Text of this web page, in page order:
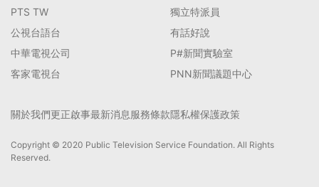
PTS TW
公視台語台
中華電視公司
客家電視台
獨立特派員
有話好說
P#新聞實驗室
PNN新聞議題中心
關於我們更正啟事最新消息服務條款隱私權保護政策
Copyright © 2020 Public Television Service Foundation. All Rights
Reserved.